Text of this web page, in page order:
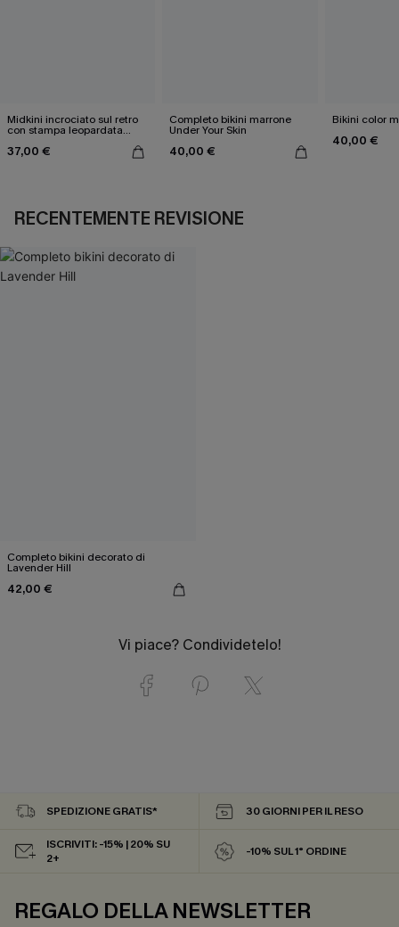
Midkini incrociato sul retro
con stampa leopardata
37,00 €
Completo bikini marrone
Under Your Skin
40,00 €
Bikini color
40,00 €
RECENTEMENTE REVISIONE
Completo bikini decorato di
Lavender Hill
42,00 €
Vi piace? Condividetelo!
SPEDIZIONE GRATIS* 30 GIORNI PER IL RESO
ISCRIVITI: -15% | 20% SU
2+
-10% SUL 1° ORDINE
REGALO DELLA NEWSLETTER